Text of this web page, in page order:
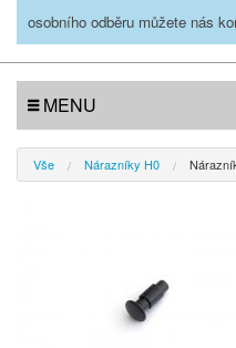
osobního odběru můžete nás
MENU
Vše Nárazníky H0